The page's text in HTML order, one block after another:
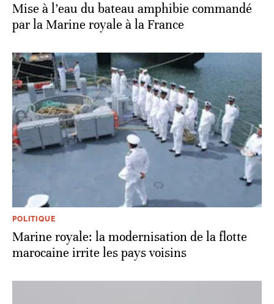
Mise à l’eau du bateau amphibie commandé
par la Marine royale à la France
POLITIQUE
Marine royale: la modernisation de la flotte
marocaine irrite les pays voisins